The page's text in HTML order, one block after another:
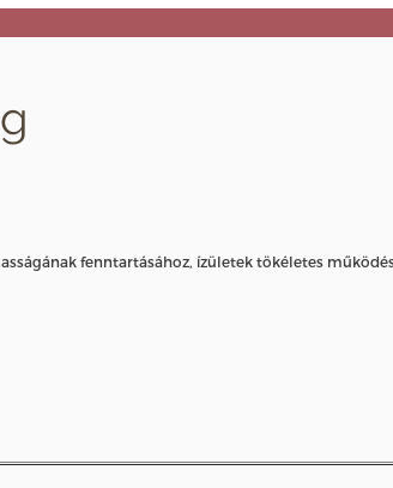
fenntartásához, ízületek tökéletes